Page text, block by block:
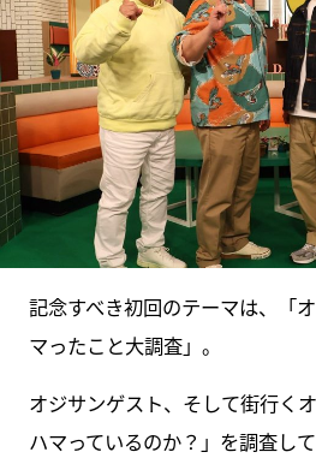
記念すべき初回のテーマは、「
マったこと大調査」。
オジサンゲスト、そして街行く
ハマっているのか？」を調査し